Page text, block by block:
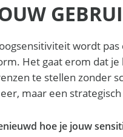
wordt pas
Het gaat erom dat
te stellen zonder
maar een
hoe je jouw